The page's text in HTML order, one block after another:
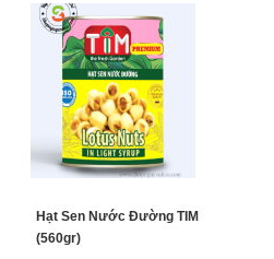
Hạt Sen Nước Đường TIM
(560gr)